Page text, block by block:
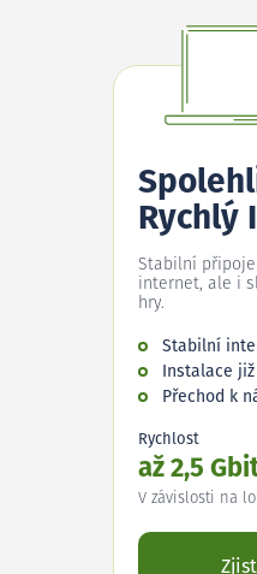
Rychlý
Stabilní
internet, ale i
hry.
Stabilní
Instalace již
Přechod k
Rychlost
až 2,5
V závislosti na